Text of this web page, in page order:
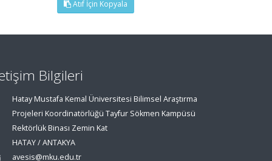
Atıf İçin Kopyala
Bilgileri
Hatay Mustafa Kemal Üniversitesi Bilimsel Araştırma
Projeleri Koordinatörlüğü Tayfur Sökmen Kampüsü
Rektörlük Binası Zemin Kat
HATAY / ANTAKYA
avesis@mku.edu.tr